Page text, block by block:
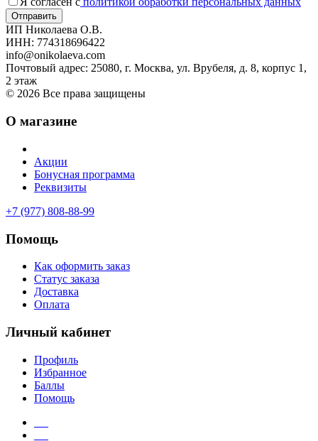
ИП Николаева О.В.
ИНН: 774318696422
info@onikolaeva.com
Почтовый адрес: 25080, г. Москва, ул. Врубеля, д. 8, корпус 1,
2 этаж
© 2026 Все права защищены
О магазине
Акции
Бонусная программа
Реквизиты
+7 (977) 808-88-99
Помощь
Как оформить заказ
Статус заказа
Доставка
Оплата
Личный кабинет
Профиль
Избранное
Баллы
Помощь